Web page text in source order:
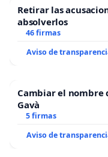
Retirar las
absolverlos
46 firmas
Aviso de
Cambiar el nombre
Gavà
5 firmas
Aviso de